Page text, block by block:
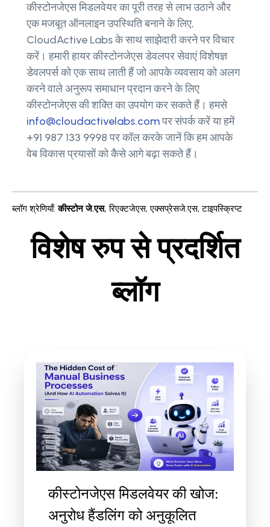
कीस्टोनजेएस मिडलवेयर का पूरी तरह से लाभ उठाने और
एक मजबूत ऑनलाइन उपस्थिति बनाने के लिए,
CloudActive Labs के साथ साझेदारी करने पर विचार
करें। हमारी हायर कीस्टोनजेएस डेवलपर सेवाएं विशेषज्ञ
डेवलपर्स को एक साथ लाती हैं जो आपके व्यवसाय को अलग
करने वाले अनुरूप समाधान प्रदान करने के लिए
कीस्टोनजेएस की शक्ति का उपयोग कर सकते हैं। हमसे
info@cloudactivelabs.comपर संपर्क करें या हमें
+91 987 133 9998 पर कॉल करके जानें कि हम आपके
वेब विकास प्रयासों को कैसे आगे बढ़ा सकते हैं।
ब्लॉग श्रेणियाँ: कीस्टोन जे.एस, रिएक्टजेएस,एक्सप्रेसजे.एस,टाइपस्क्रिप्ट
विशेष रुप से प्रदर्शित
ब्लॉग
कीस्टोनजेएस मिडलवेयर की खोज:
अनुरोध हैंडलिंग को अनुकूलित